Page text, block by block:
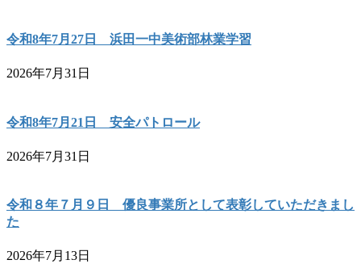
令和8年7月27日 浜田一中美術部林業学習
2026年7月31日
令和8年7月21日 安全パトロール
2026年7月31日
令和８年７月９日 優良事業所として表彰していただきまし
た
2026年7月13日